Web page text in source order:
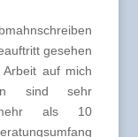
gesehen
auf mich
sind sehr
als 10